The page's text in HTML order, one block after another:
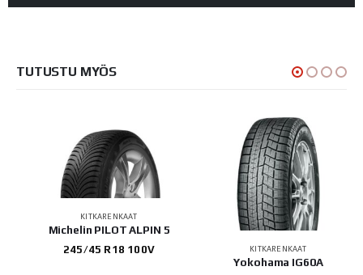
TUTUSTU MYÖS
KITKARENKAAT
Michelin PILOT ALPIN 5
245/45 R18 100V KITKARENKAAT
Yokohama IG60A